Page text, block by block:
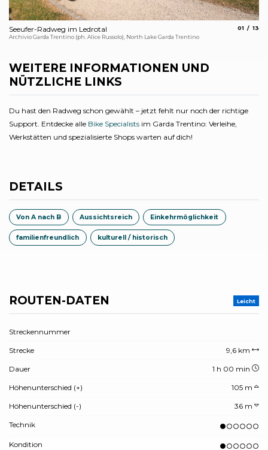
Seeufer-Radweg im Ledrotal
Archivio Garda Trentino (ph. Alice Russolo), North Lake Garda Trentino
01 13
WEITERE INFORMATIONEN UND
NÜTZLICHE LINKS
Du hast den Radweg schon gewählt – jetzt fehlt nur noch der richtige
Support. Entdecke alle Bike Specialists im Garda Trentino: Verleihe,
Werkstätten und spezialisierte Shops warten auf dich!
DETAILS
Von A nach B Aussichtsreich Einkehrmöglichkeit
familienfreundlich kulturell / historisch
ROUTEN-DATEN Leicht
Streckennummer
Strecke 9,6 km
Dauer 1 h 00 min
Höhenunterschied (+) 105 m
Höhenunterschied (-) 36 m
Technik
Kondition